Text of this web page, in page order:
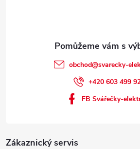
Zákaznický servis
obchod@svarecky-
+420 603 499
FB Svářečky-